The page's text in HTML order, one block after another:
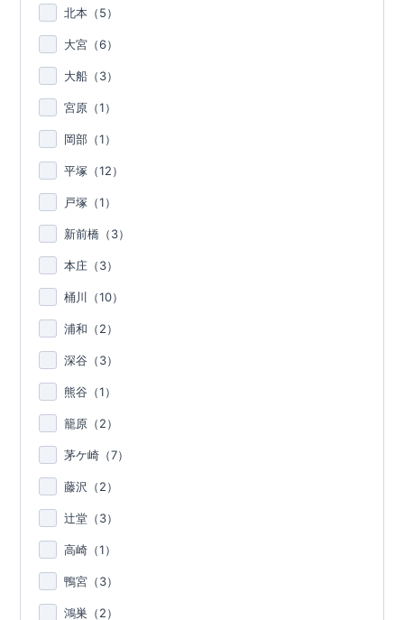
北本（5）
大宮（6）
大船（3）
宮原（1）
岡部（1）
平塚（12）
戸塚（1）
新前橋（3）
本庄（3）
桶川（10）
浦和（2）
深谷（3）
熊谷（1）
籠原（2）
茅ケ崎（7）
藤沢（2）
辻堂（3）
高崎（1）
鴨宮（3）
鴻巣（2）